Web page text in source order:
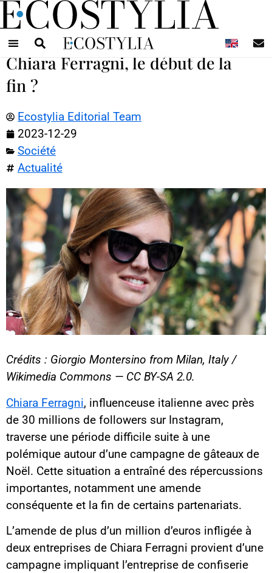
Chiara Ferragni, le début de la
fin ?
Ecostylia Editorial Team
2023-12-29
Société
Actualité
Crédits : Giorgio Montersino from Milan, Italy /
Wikimedia Commons — CC BY-SA 2.0.
Chiara Ferragni, influenceuse italienne avec près
de 30 millions de followers sur Instagram,
traverse une période difficile suite à une
polémique autour d’une campagne de gâteaux de
Noël. Cette situation a entraîné des répercussions
importantes, notamment une amende
conséquente et la fin de certains partenariats.
L’amende de plus d’un million d’euros infligée à
deux entreprises de Chiara Ferragni provient d’une
campagne impliquant l’entreprise de confiserie